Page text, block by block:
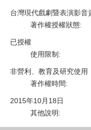
台灣現代戲劇暨表演影音
著作權授權狀態:
已授權
使用限制 :
非營利、教育及研究使用
著作權時間:
2015年10月18日
其他說明: